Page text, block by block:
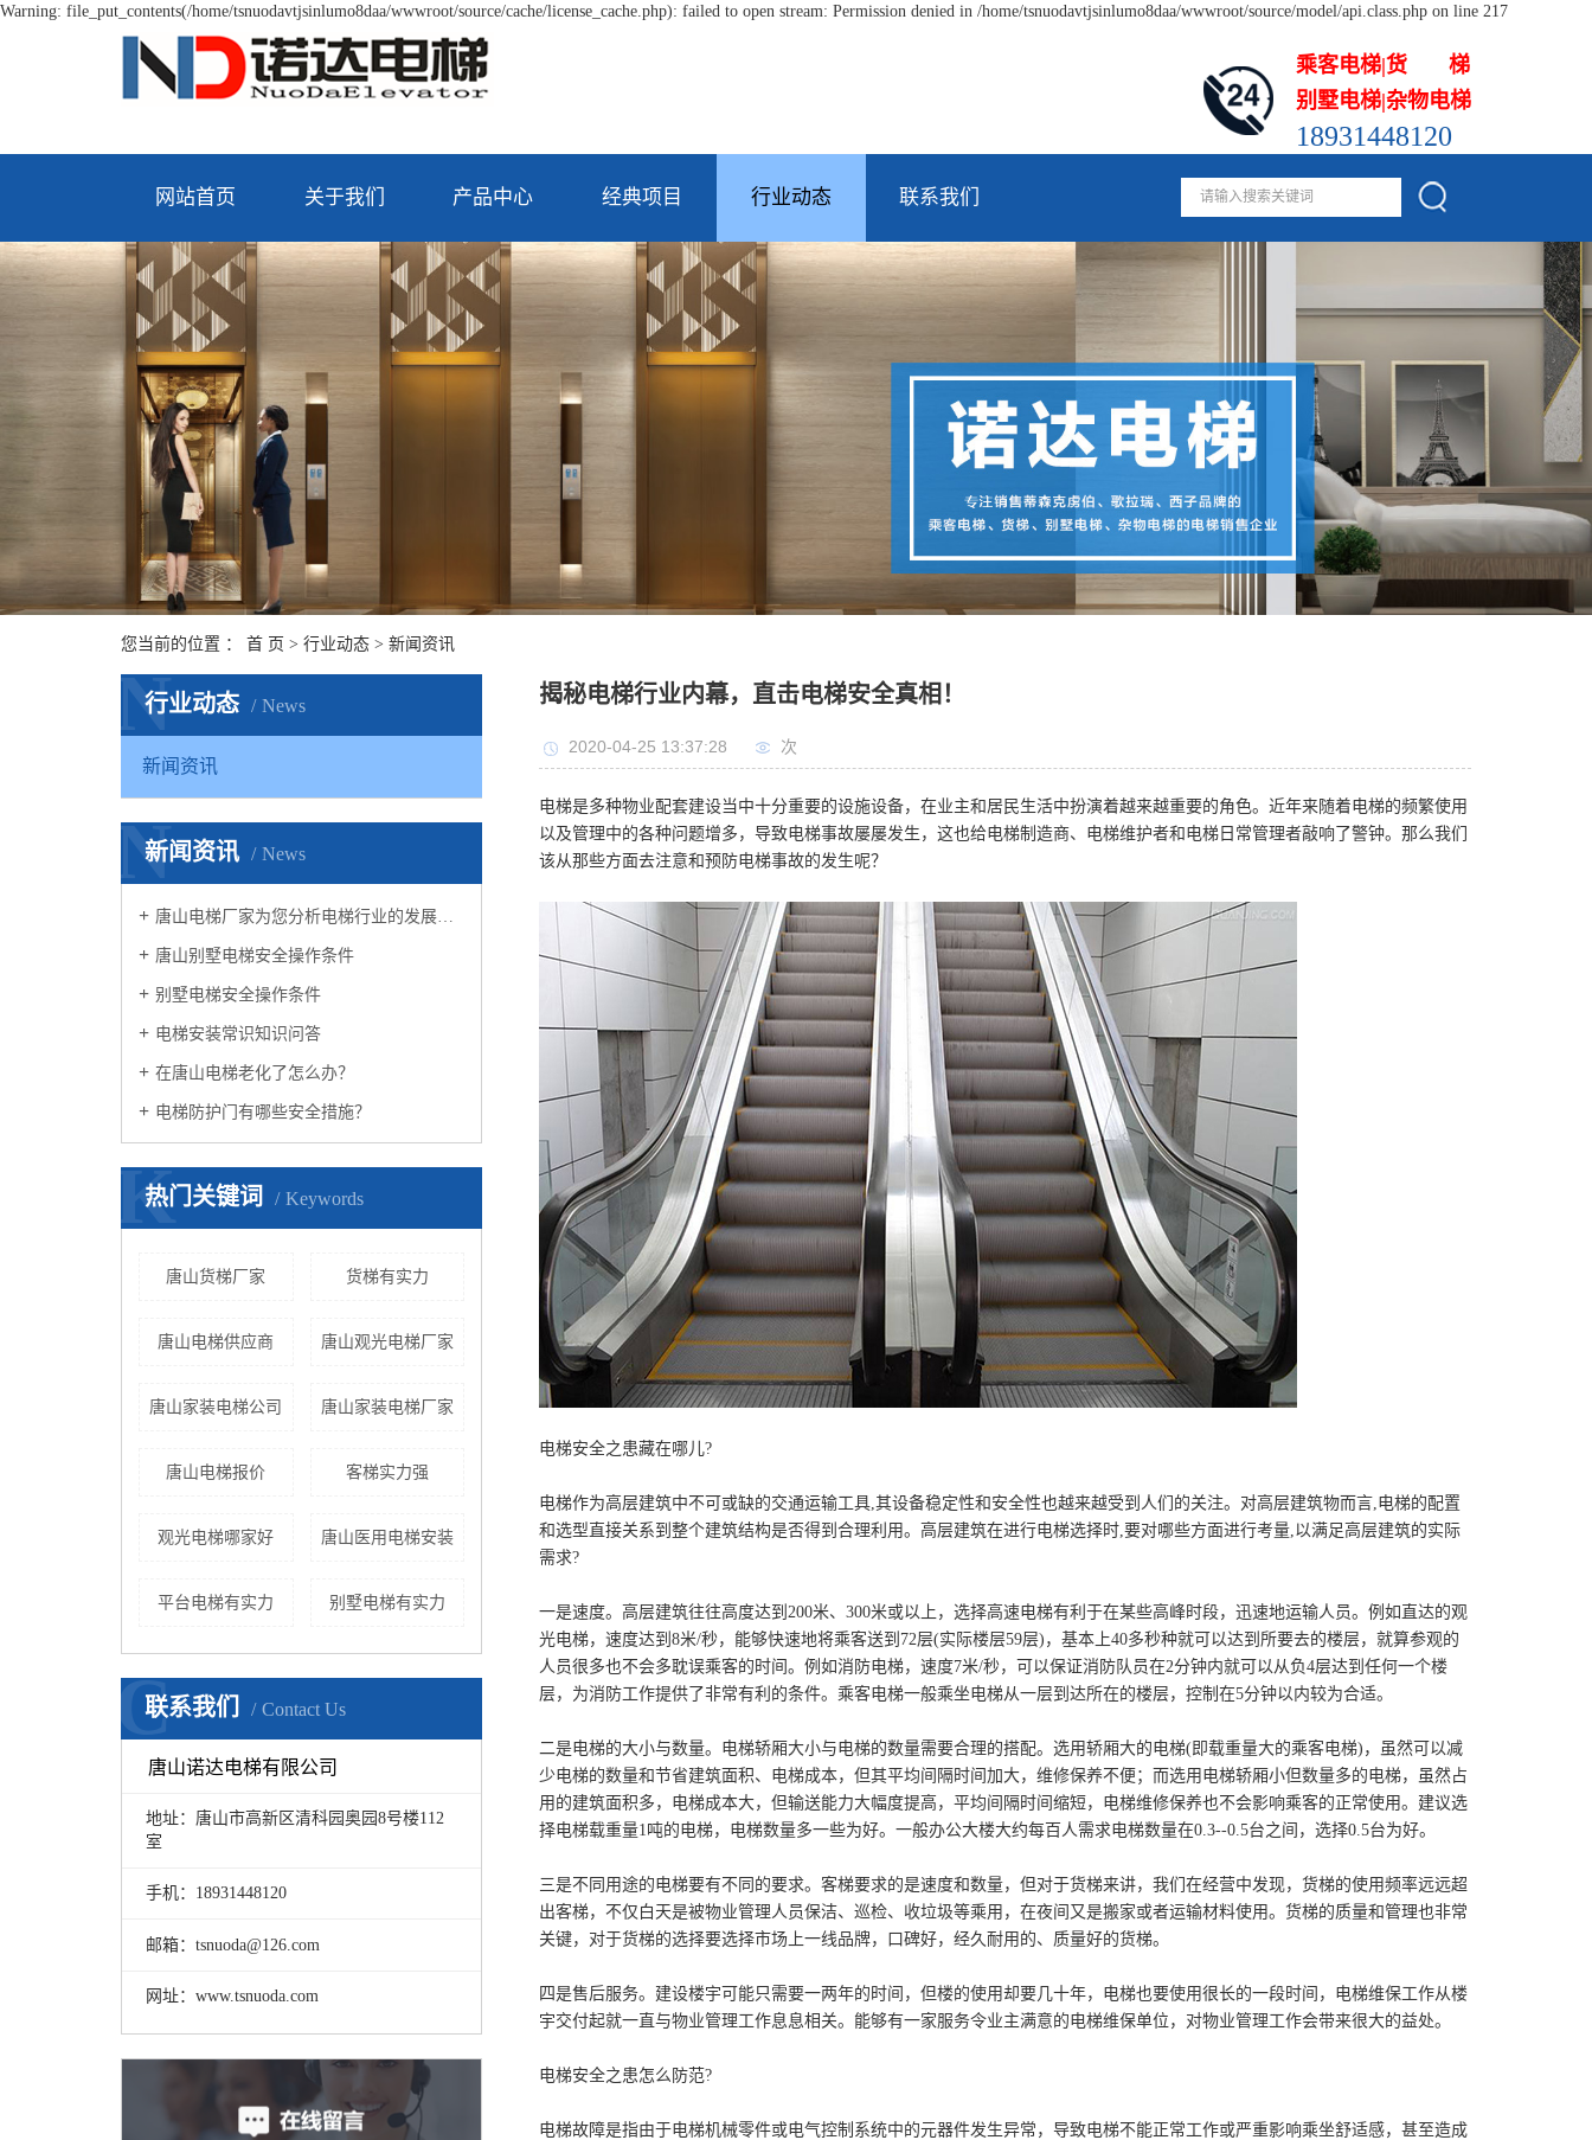
Warning: file_put_contents(/home/tsnuodavtjsinlumo8daa/wwwroot/source/cache/license_cache.php): failed to open stream: Permission denied in /home/tsnuodavtjsinlumo8daa/wwwroot/source/model/api.class.php on line 217
乘客电梯|货 梯
别墅电梯|杂物电梯
18931448120
网站首页 关于我们 产品中心 经典项目 行业动态 联系我们
您当前的位置 ： 首 页 > 行业动态 > 新闻资讯
行业动态 News
N
新闻资讯
新闻资讯 News
N
唐山电梯厂家为您分析电梯行业的发展趋势
唐山别墅电梯安全操作条件
别墅电梯安全操作条件
电梯安装常识知识问答
在唐山电梯老化了怎么办？
电梯防护门有哪些安全措施？
热门关键词 Keywords
K
唐山货梯厂家 货梯有实力
唐山电梯供应商 唐山观光电梯厂家
唐山家装电梯公司 唐山家装电梯厂家
唐山电梯报价 客梯实力强
观光电梯哪家好 唐山医用电梯安装
平台电梯有实力 别墅电梯有实力
联系我们 Contact Us
C
唐山诺达电梯有限公司
地址：唐山市高新区清科园奥园8号楼112
室
手机：18931448120
邮箱：tsnuoda@126.com
网址：www.tsnuoda.com
揭秘电梯行业内幕，直击电梯安全真相！
2020-04-25 13:37:28 次
电梯是多种物业配套建设当中十分重要的设施设备，在业主和居民生活中扮演着越来越重要的角色。近年来随着电梯的频繁使用
以及管理中的各种问题增多，导致电梯事故屡屡发生，这也给电梯制造商、电梯维护者和电梯日常管理者敲响了警钟。那么我们
该从那些方面去注意和预防电梯事故的发生呢？
电梯安全之患藏在哪儿?
电梯作为高层建筑中不可或缺的交通运输工具,其设备稳定性和安全性也越来越受到人们的关注。对高层建筑物而言,电梯的配置
和选型直接关系到整个建筑结构是否得到合理利用。高层建筑在进行电梯选择时,要对哪些方面进行考量,以满足高层建筑的实际
需求?
一是速度。高层建筑往往高度达到200米、300米或以上，选择高速电梯有利于在某些高峰时段，迅速地运输人员。例如直达的观
光电梯，速度达到8米/秒，能够快速地将乘客送到72层(实际楼层59层)，基本上40多秒种就可以达到所要去的楼层，就算参观的
人员很多也不会多耽误乘客的时间。例如消防电梯，速度7米/秒，可以保证消防队员在2分钟内就可以从负4层达到任何一个楼
层，为消防工作提供了非常有利的条件。乘客电梯一般乘坐电梯从一层到达所在的楼层，控制在5分钟以内较为合适。
二是电梯的大小与数量。电梯轿厢大小与电梯的数量需要合理的搭配。选用轿厢大的电梯(即载重量大的乘客电梯)，虽然可以减
少电梯的数量和节省建筑面积、电梯成本，但其平均间隔时间加大，维修保养不便；而选用电梯轿厢小但数量多的电梯，虽然占
用的建筑面积多，电梯成本大，但输送能力大幅度提高，平均间隔时间缩短，电梯维修保养也不会影响乘客的正常使用。建议选
择电梯载重量1吨的电梯，电梯数量多一些为好。一般办公大楼大约每百人需求电梯数量在0.3--0.5台之间，选择0.5台为好。
三是不同用途的电梯要有不同的要求。客梯要求的是速度和数量，但对于货梯来讲，我们在经营中发现，货梯的使用频率远远超
出客梯，不仅白天是被物业管理人员保洁、巡检、收垃圾等乘用，在夜间又是搬家或者运输材料使用。货梯的质量和管理也非常
关键，对于货梯的选择要选择市场上一线品牌，口碑好，经久耐用的、质量好的货梯。
四是售后服务。建设楼宇可能只需要一两年的时间，但楼的使用却要几十年，电梯也要使用很长的一段时间，电梯维保工作从楼
宇交付起就一直与物业管理工作息息相关。能够有一家服务令业主满意的电梯维保单位，对物业管理工作会带来很大的益处。
电梯安全之患怎么防范?
电梯故障是指由于电梯机械零件或电气控制系统中的元器件发生异常，导致电梯不能正常工作或严重影响乘坐舒适感，甚至造成